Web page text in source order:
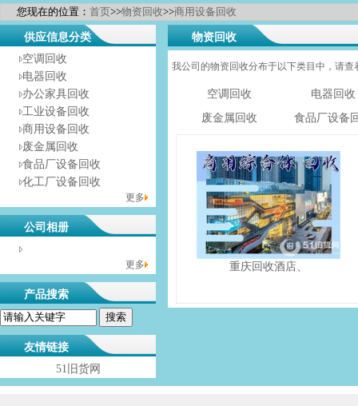
您现在的位置： 首页>>物资回收>>商用设备回收
供应信息分类
空调回收
电器回收
办公家具回收
工业设备回收
商用设备回收
废金属回收
食品厂设备回收
化工厂设备回收
更多
公司相册
没有相册分类！
更多
产品搜索
友情链接
51旧货网
物资回收
我公司的物资回收分布于以下类目中，请查
空调回收
电器回收
废金属回收
食品厂设备
重庆回收酒店、